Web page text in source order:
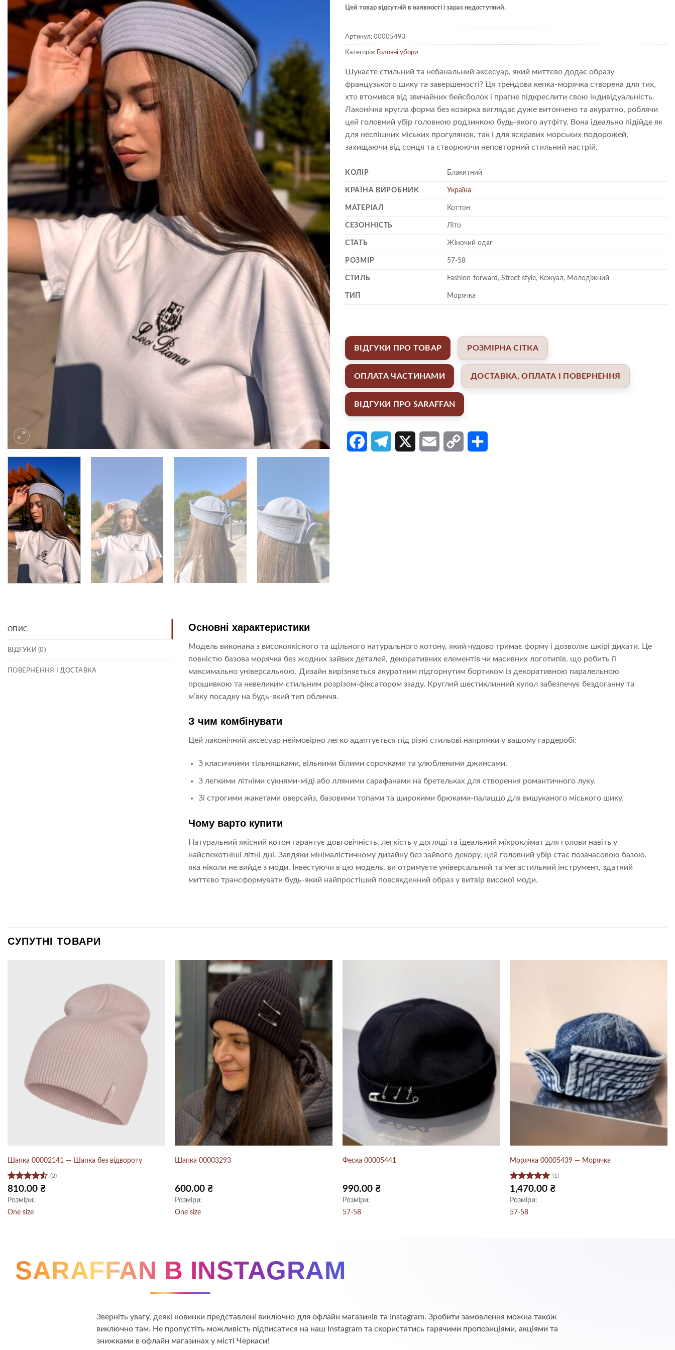
Цей товар відсутній в наявності і зараз недоступний.
Артикул: 00005493
Категорія: Головні убори
Шукаєте стильний та небанальний аксесуар, який миттєво додає образу
французького шику та завершеності? Ця трендова кепка-морячка створена для тих,
хто втомився від звичайних бейсболок і прагне підкреслити свою індивідуальність.
Лаконічна кругла форма без козирка виглядає дуже витончено та акуратно, роблячи
цей головний убір головною родзинкою будь-якого аутфіту. Вона ідеально підійде як
для неспішних міських прогулянок, так і для яскравих морських подорожей,
захищаючи від сонця та створюючи неповторний стильний настрій.
КОЛІР Блакитний
КРАЇНА ВИРОБНИК Україна
МАТЕРІАЛ Коттон
СЕЗОННІСТЬ Літо
СТАТЬ Жіночий одяг
РОЗМІР 57-58
СТИЛЬ Fashion-forward, Street style, Кежуал, Молодіжний
ТИП Морячка
ВІДГУКИ ПРО ТОВАР РОЗМІРНА СІТКА
ОПЛАТА ЧАСТИНАМИ ДОСТАВКА, ОПЛАТА І ПОВЕРНЕННЯ
ВІДГУКИ ПРО SARAFFAN
FacebookTelegram Email Copy
ОПИС
ВІДГУКИ (0)
ПОВЕРНЕННЯ І ДОСТАВКА
Основні характеристики
Модель виконана з високоякісного та щільного натурального котону, який чудово тримає форму і дозволяє шкірі дихати. Це
повністю базова морячка без жодних зайвих деталей, декоративних елементів чи масивних логотипів, що робить її
максимально універсальною. Дизайн вирізняється акуратним підгорнутим бортиком із декоративною паралельною
прошивкою та невеликим стильним розрізом-фіксатором ззаду. Круглий шестиклинний купол забезпечує бездоганну та
м’яку посадку на будь-який тип обличчя.
З чим комбінувати
Цей лаконічний аксесуар неймовірно легко адаптується під різні стильові напрямки у вашому гардеробі:
З класичними тільняшками, вільними білими сорочками та улюбленими джинсами.
З легкими літніми сукнями-міді або лляними сарафанами на бретельках для створення романтичного луку.
Зі строгими жакетами оверсайз, базовими топами та широкими брюками-палаццо для вишуканого міського шику.
Чому варто купити
Натуральний якісний котон гарантує довговічність, легкість у догляді та ідеальний мікроклімат для голови навіть у
найспекотніші літні дні. Завдяки мінімалістичному дизайну без зайвого декору, цей головний убір стає позачасовою базою,
яка ніколи не вийде з моди. Інвестуючи в цю модель, ви отримуєте універсальний та мегастильний інструмент, здатний
миттєво трансформувати будь-який найпростіший повсякденний образ у витвір високої моди.
СУПУТНІ ТОВАРИ
Шапка 00002141 — Шапка без відвороту
Оцінено
в
4.5
(2)
810.00 ₴
Розміри:
One size
Шапка 00003293
600.00 ₴
Розміри:
One size
Феска 00005441
990.00 ₴
Розміри:
57-58
Морячка 00005439 — Морячка
Оцінено в
5 з 5
(1)
1,470.00 ₴
Розміри:
57-58
SARAFFAN В INSTAGRAM
Зверніть увагу, деякі новинки представлені виключно для офлайн магазинів та Instagram. Зробити замовлення можна також
виключно там. Не пропустіть можливість підписатися на наш Instagram та скористатись гарячими пропозиціями, акціями та
знижками в офлайн магазинах у місті Черкаси!